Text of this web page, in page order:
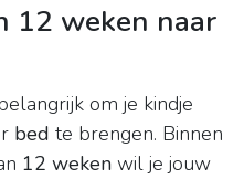
12 weken naar
om je kindje
bed te brengen. Binnen
12 weken wil je jouw